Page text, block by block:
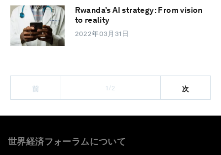
Rwanda’s AI strategy: From vision
to reality
2022年03月31日
前 1/2 次
世界経済フォーラムについて